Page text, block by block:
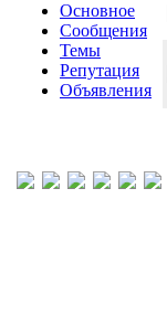
Основное
Сообщения
Темы
Репутация
Объявления